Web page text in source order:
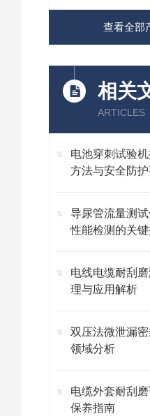
查看全部
相关
ARTICLES
电池穿刺试验
方法与安全防
导尿管流量测
性能检测的关
电线电缆耐刮
理与应用解析
双压法微泄漏
领域分析
电缆外套耐刮
保养指南